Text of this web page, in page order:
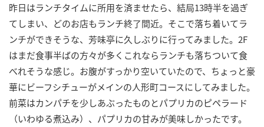
昨日はランチタイムに所用を済ませたら、結局13時半を過ぎ
てしまい、どのお店もランチ終了間近。そこで落ち着いてラ
ンチができそうな、芳味亭に久しぶりに行ってみました。2F
はまだ食事半ばの方々が多くこれならランチも落ちついて食
べれそうな感じ。お腹がすっかり空いていたので、ちょっと豪
華にビーフシチューがメインの人形町コースにしてみました。
前菜はカンパチを少しあぶったものとパプリカのピペラード
（いわゆる煮込み）、パプリカの甘みが美味しかったです。